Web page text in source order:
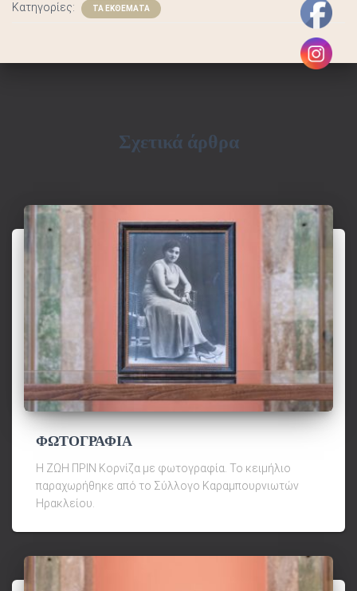
Κατηγορίες: ΤΑ ΕΚΘΕΜΑΤΑ
Σχετικά άρθρα
ΦΩΤΟΓΡΑΦΙΑ
Η ΖΩΗ ΠΡΙΝ Κορνίζα με φωτογραφία. Το κειμήλιο
παραχωρήθηκε από το Σύλλογο Καραμπουρνιωτών
Ηρακλείου.